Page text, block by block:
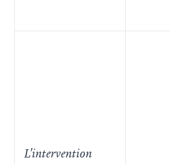
L'intervention